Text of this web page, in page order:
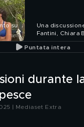
su
Una
Fantini, Chiara
Jasmin Salvati
Puntata intera
durante
| Mediaset Extra